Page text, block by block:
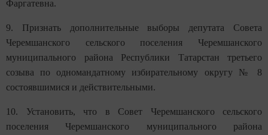
Фаргатевна.
9. Признать дополнительные выборы депутата Совета
Черемшанского сельского поселения Черемшанского
муниципального района Республики Татарстан третьего
созыва по одномандатному избирательному округу № 8
состоявшимися и действительными.
10. Установить, что в Совет Черемшанского сельского
поселения Черемшанского муниципального района